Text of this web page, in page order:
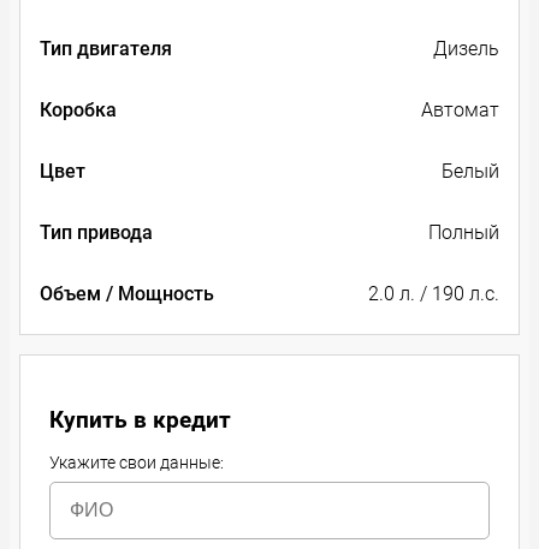
Тип двигателя Дизель
Коробка Автомат
Цвет Белый
Тип привода Полный
Объем / Мощность 2.0 л. / 190 л.с.
Купить в кредит
Укажите свои данные: